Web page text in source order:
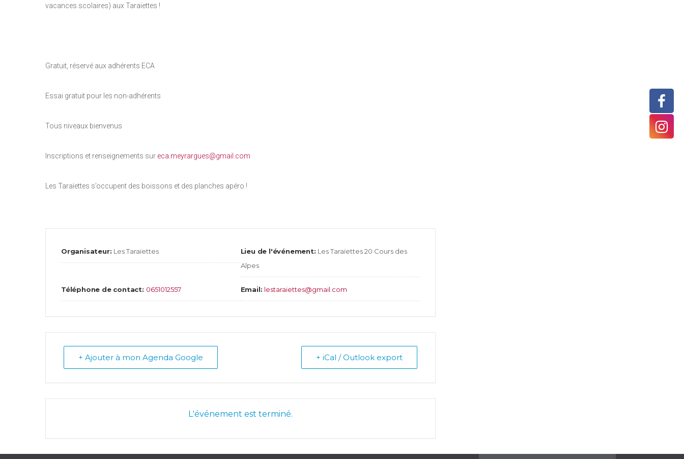
vacances scolaires) aux Taraïettes !
Gratuit, réservé aux adhérents ECA
Essai gratuit pour les non-adhérents
Tous niveaux bienvenus
Inscriptions et renseignements sur eca.meyrargues@gmail.com
Les Taraïettes s’occupent des boissons et des planches apéro !
Organisateur: Les Taraïettes Lieu de l'événement: Les Taraïettes 20 Cours des
Alpes
Téléphone de contact: 0651012557 Email: lestaraiettes@gmail.com
+ Ajouter à mon Agenda Google + iCal / Outlook export
L'événement est terminé.